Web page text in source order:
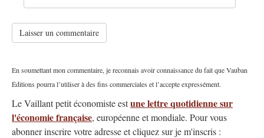
Le Vaillant petit économiste estune lettre quotidienne sur
l'économie française, européenne et mondiale. Pour vous
abonner inscrire votre adresse et cliquez sur je m'inscris :